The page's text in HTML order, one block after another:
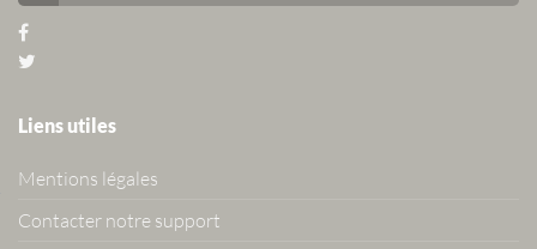
Liens utiles
Mentions légales
Contacter notre support